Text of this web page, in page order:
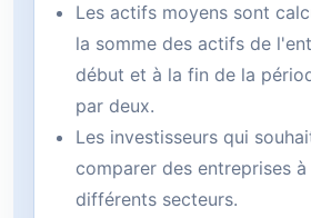
Les actifs moyens sont
la somme des actifs de
début et à la fin de la
par deux.
Les investisseurs qui
comparer des entreprises
différents secteurs.